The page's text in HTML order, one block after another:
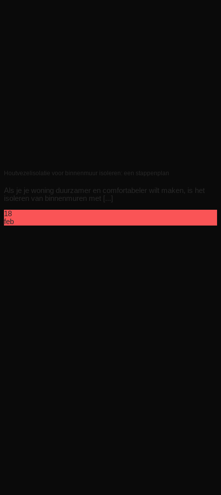
Houtvezelisolatie voor binnenmuur isoleren: een stappenplan
Als je je woning duurzamer en comfortabeler wilt maken, is het
isoleren van binnenmuren met [...]
18
feb